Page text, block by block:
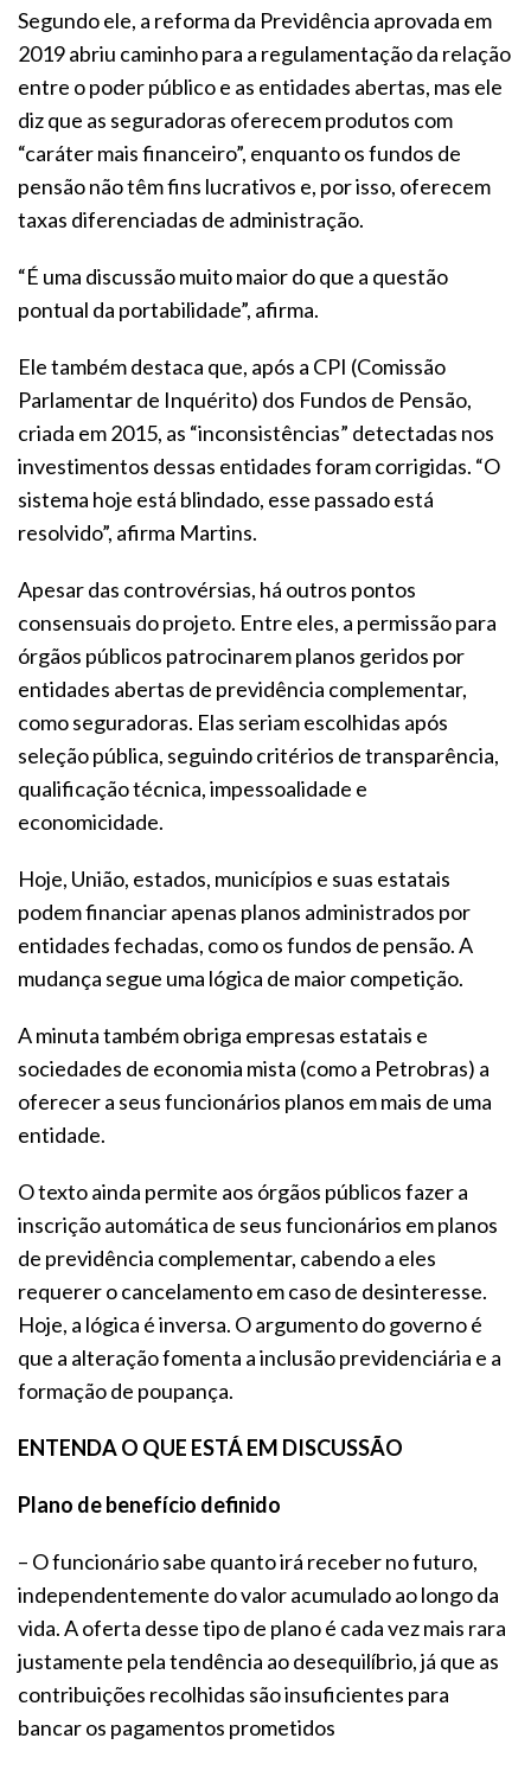
Segundo ele, a reforma da Previdência aprovada em
2019 abriu caminho para a regulamentação da relação
entre o poder público e as entidades abertas, mas ele
diz que as seguradoras oferecem produtos com
“caráter mais financeiro”, enquanto os fundos de
pensão não têm fins lucrativos e, por isso, oferecem
taxas diferenciadas de administração.
“É uma discussão muito maior do que a questão
pontual da portabilidade”, afirma.
Ele também destaca que, após a CPI (Comissão
Parlamentar de Inquérito) dos Fundos de Pensão,
criada em 2015, as “inconsistências” detectadas nos
investimentos dessas entidades foram corrigidas. “O
sistema hoje está blindado, esse passado está
resolvido”, afirma Martins.
Apesar das controvérsias, há outros pontos
consensuais do projeto. Entre eles, a permissão para
órgãos públicos patrocinarem planos geridos por
entidades abertas de previdência complementar,
como seguradoras. Elas seriam escolhidas após
seleção pública, seguindo critérios de transparência,
qualificação técnica, impessoalidade e
economicidade.
Hoje, União, estados, municípios e suas estatais
podem financiar apenas planos administrados por
entidades fechadas, como os fundos de pensão. A
mudança segue uma lógica de maior competição.
A minuta também obriga empresas estatais e
sociedades de economia mista (como a Petrobras) a
oferecer a seus funcionários planos em mais de uma
entidade.
O texto ainda permite aos órgãos públicos fazer a
inscrição automática de seus funcionários em planos
de previdência complementar, cabendo a eles
requerer o cancelamento em caso de desinteresse.
Hoje, a lógica é inversa. O argumento do governo é
que a alteração fomenta a inclusão previdenciária e a
formação de poupança.
ENTENDA O QUE ESTÁ EM DISCUSSÃO
Plano de benefício definido
– O funcionário sabe quanto irá receber no futuro,
independentemente do valor acumulado ao longo da
vida. A oferta desse tipo de plano é cada vez mais rara
justamente pela tendência ao desequilíbrio, já que as
contribuições recolhidas são insuficientes para
bancar os pagamentos prometidos